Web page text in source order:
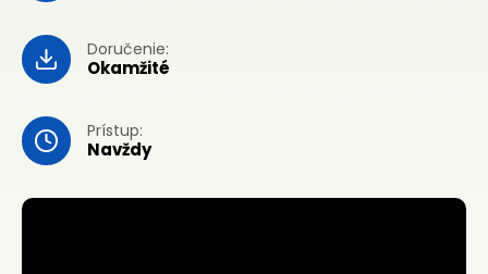
Doručenie:
Okamžité
Prístup:
Navždy